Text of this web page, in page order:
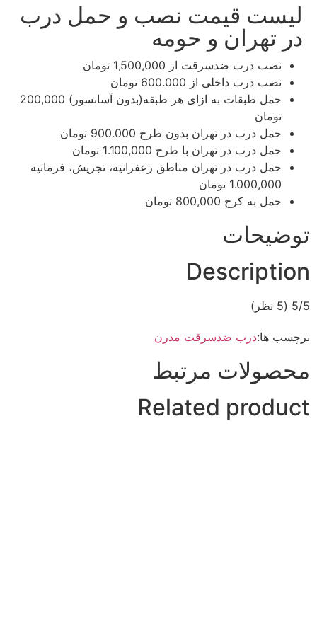
لیست قیمت نصب و حمل درب
در تهران و حومه
نصب درب ضدسرقت از 1,500,000 تومان
نصب درب داخلی از 600.000 تومان
حمل طبقات به ازای هر طبقه(بدون آسانسور)​​ 200,000
تومان
حمل درب در تهران بدون طرح​​ 900.000 تومان
حمل درب در تهران با طرح​​ 1.100,000 تومان
حمل درب در تهران مناطق زعفرانیه، تجریش، فرمانیه​​
1.000,000 تومان
حمل به کرج 800,000 تومان
توضیحات
Description
‫5/5 ‫(5 نظر)
برچسب ها:درب ضدسرقت مدرن
محصولات مرتبط
Related product